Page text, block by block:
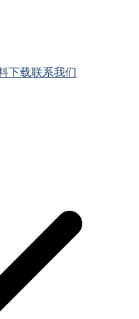
下载联系我们